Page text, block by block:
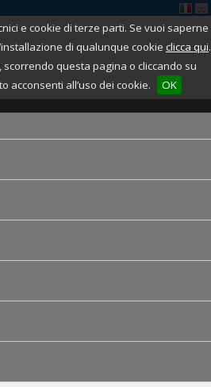
e cookie di terze parti. Se vuoi saperne
di qualunque cookie clicca qui.
questa pagina o cliccando su
acconsenti all’uso dei cookie.
OK